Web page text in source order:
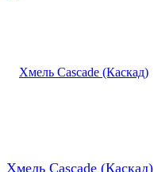
Хмель Cascade (Каскад)